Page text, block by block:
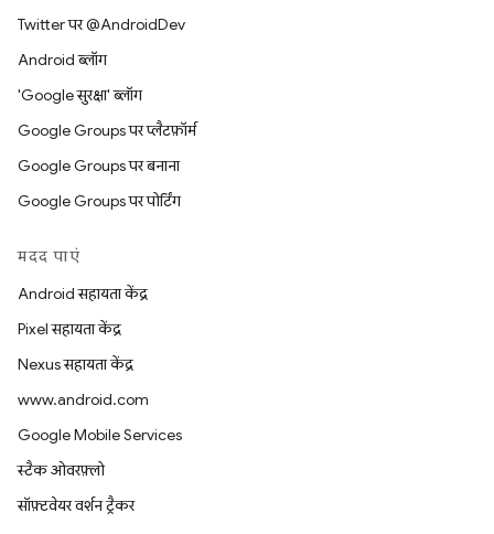
Twitter पर @AndroidDev
Android ब्लॉग
'Google सुरक्षा' ब्लॉग
Google Groups पर प्लैटफ़ॉर्म
Google Groups पर बनाना
Google Groups पर पोर्टिंग
मदद पाएं
Android सहायता केंद्र
Pixel सहायता केंद्र
Nexus सहायता केंद्र
www.android.com
Google Mobile Services
स्टैक ओवरफ़्लो
सॉफ़्टवेयर वर्शन ट्रैकर